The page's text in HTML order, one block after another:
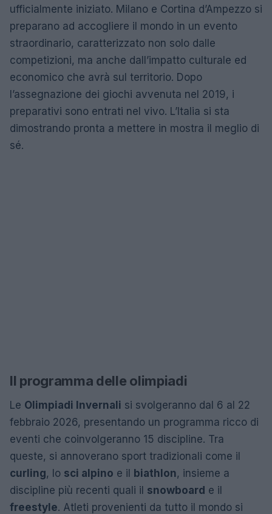
ufficialmente iniziato. Milano e Cortina d’Ampezzo si
preparano ad accogliere il mondo in un evento
straordinario, caratterizzato non solo dalle
competizioni, ma anche dall’impatto culturale ed
economico che avrà sul territorio. Dopo
l’assegnazione dei giochi avvenuta nel 2019, i
preparativi sono entrati nel vivo. L’Italia si sta
dimostrando pronta a mettere in mostra il meglio di
sé.
Il programma delle olimpiadi
Le Olimpiadi Invernali si svolgeranno dal 6 al 22
febbraio 2026, presentando un programma ricco di
eventi che coinvolgeranno 15 discipline. Tra
queste, si annoverano sport tradizionali come il
curling, lo sci alpino e il biathlon, insieme a
discipline più recenti quali il snowboard e il
freestyle. Atleti provenienti da tutto il mondo si